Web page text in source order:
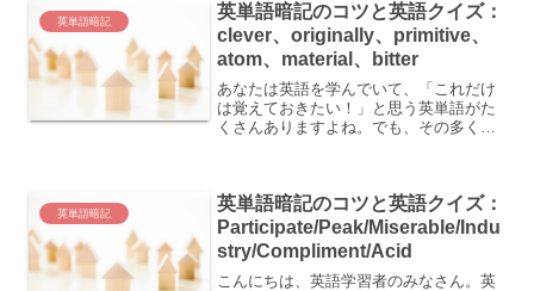
英単語暗記
英単語暗記のコツと英語クイズ：
clever、originally、primitive、
atom、material、bitter
あなたは英語を学んでいて、「これだけ
は覚えておきたい！」と思う英単語がた
くさんありますよね。でも、その多くが
るためのコツを紹介します...
英単語暗記
英単語暗記のコツと英語クイズ：
Participate/Peak/Miserable/Indu
stry/Compliment/Acid
こんにちは、英語学習者のみなさん。英